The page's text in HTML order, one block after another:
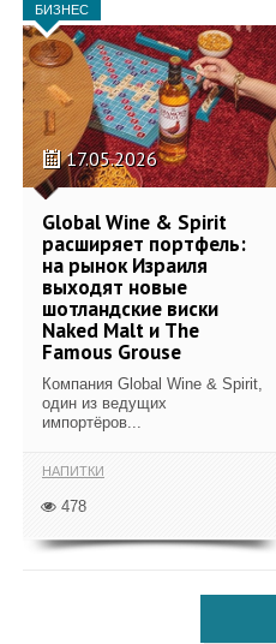
БИЗНЕС
17.05.2026
Global Wine & Spirit
расширяет портфель:
на рынок Израиля
выходят новые
шотландские виски
Naked Malt и The
Famous Grouse
Компания Global Wine & Spirit,
один из ведущих
импортёров...
НАПИТКИ
478